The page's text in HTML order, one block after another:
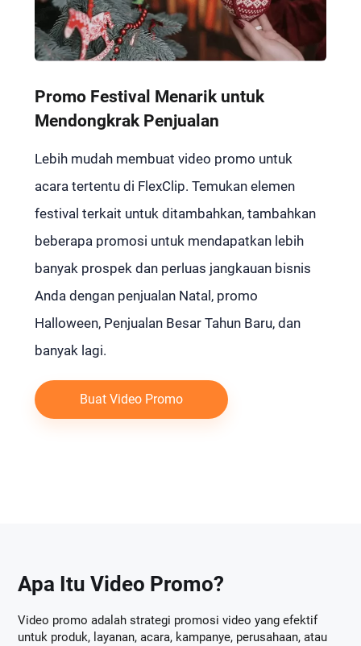
Promo Festival Menarik untuk
Mendongkrak Penjualan
Lebih mudah membuat video promo untuk
acara tertentu di FlexClip. Temukan elemen
festival terkait untuk ditambahkan, tambahkan
beberapa promosi untuk mendapatkan lebih
banyak prospek dan perluas jangkauan bisnis
Anda dengan penjualan Natal, promo
Halloween, Penjualan Besar Tahun Baru, dan
banyak lagi.
Buat Video Promo
Apa Itu Video Promo?
Video promo adalah strategi promosi video yang efektif
untuk produk, layanan, acara, kampanye, perusahaan, atau